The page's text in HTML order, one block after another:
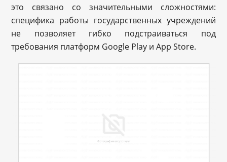
это связано со значительными сложностями:
специфика работы государственных учреждений
не позволяет гибко подстраиваться под
требования платформ Google Play и App Store.